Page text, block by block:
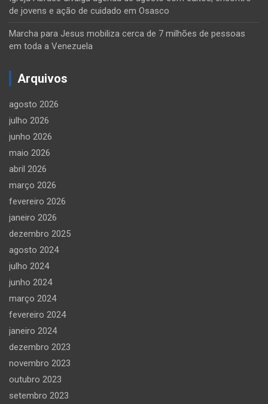
de jovens e ação de cuidado em Osasco
Marcha para Jesus mobiliza cerca de 7 milhões de pessoas
em toda a Venezuela
Arquivos
agosto 2026
julho 2026
junho 2026
maio 2026
abril 2026
março 2026
fevereiro 2026
janeiro 2026
dezembro 2025
agosto 2024
julho 2024
junho 2024
março 2024
fevereiro 2024
janeiro 2024
dezembro 2023
novembro 2023
outubro 2023
setembro 2023